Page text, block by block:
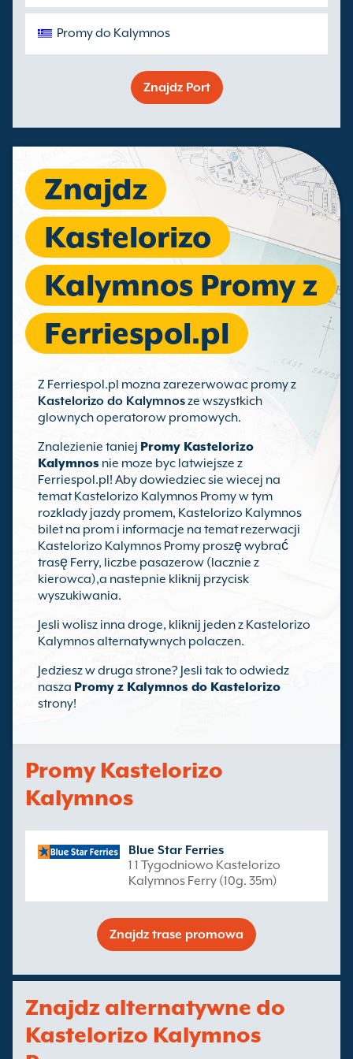
Promy do Kalymnos
Znajdz Port
Znajdz
Kastelorizo
Kalymnos Promy z
Ferriespol.pl
Z Ferriespol.pl mozna zarezerwowac promy z
Kastelorizo do Kalymnosze wszystkich
glownych operatorow promowych.
Znalezienie taniej Promy Kastelorizo
Kalymnos nie moze byc latwiejsze z
Ferriespol.pl! Aby dowiedziec sie wiecej na
temat Kastelorizo Kalymnos Promy w tym
rozklady jazdy promem, Kastelorizo Kalymnos
bilet na prom i informacje na temat rezerwacji
Kastelorizo Kalymnos Promy proszę wybrać
trasę Ferry, liczbe pasazerow (lacznie z
kierowca),a nastepnie kliknij przycisk
wyszukiwania.
Jesli wolisz inna droge, kliknij jeden z Kastelorizo
Kalymnos alternatywnych polaczen.
Jedziesz w druga strone? Jesli tak to odwiedz
nasza Promy z Kalymnos do Kastelorizo
strony!
Promy Kastelorizo
Kalymnos
Blue Star Ferries
1 1 Tygodniowo Kastelorizo
Kalymnos Ferry (10g. 35m)
Znajdz trase promowa
Znajdz alternatywne do
Kastelorizo Kalymnos